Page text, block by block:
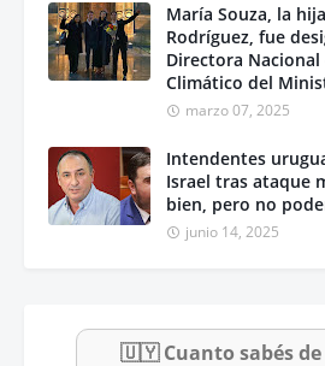
María Souza, la
Rodríguez, fue
Directora Nacional
Climático del
marzo 07, 2025
Intendentes
Israel tras ataque
bien, pero no
junio 14, 2025
🇺🇾 Cuanto sabés de